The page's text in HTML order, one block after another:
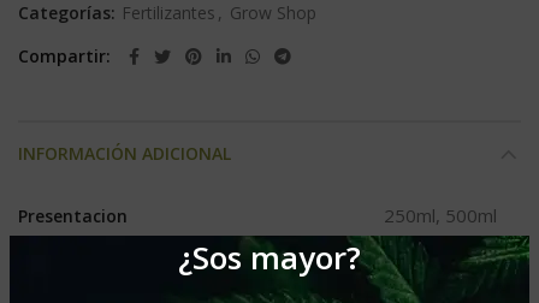
¿Sos mayor?
Categorías: Fertilizantes , Grow Shop
Compartir
INFORMACIÓN ADICIONAL
Presentacion 250ml, 500ml